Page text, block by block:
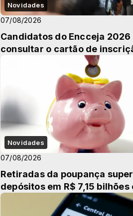
Novidades
07/08/2026
Candidatos do Encceja 2026
consultar o cartão de
Novidades
07/08/2026
Retiradas da poupança
depósitos em R$ 7,15 bilhões